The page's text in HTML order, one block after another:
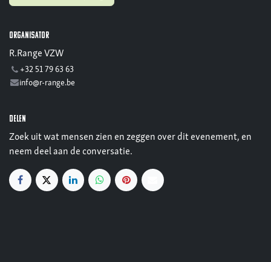
Organisator
R.Range VZW
+32 51 79 63 63
info@r-range.be
Delen
Zoek uit wat mensen zien en zeggen over dit evenement, en
neem deel aan de conversatie.